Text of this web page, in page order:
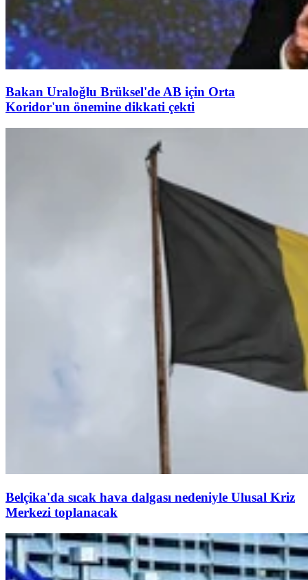
Bakan Uraloğlu Brüksel'de AB için Orta
Koridor'un önemine dikkati çekti
Belçika'da sıcak hava dalgası nedeniyle Ulusal Kriz
Merkezi toplanacak